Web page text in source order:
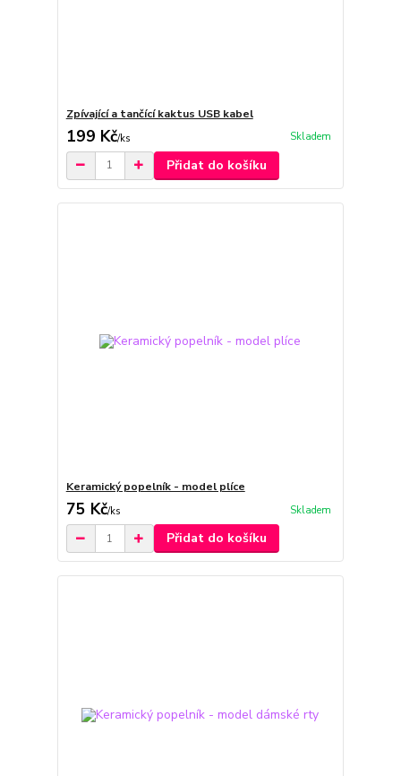
Zpívající a tančící kaktus USB kabel
199 Kč/ks Skladem
Přidat do košíku
Keramický popelník - model plíce
75 Kč/ks Skladem
Přidat do košíku